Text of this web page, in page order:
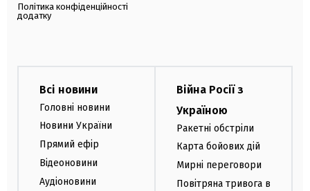
Політика конфіденційності
додатку
Всі новини
Головні новини
Новини України
Прямий ефір
Відеоновини
Аудіоновини
Війна Росії з
Україною
Ракетні обстріли
Карта бойових дій
Мирні переговори
Повітряна тривога в